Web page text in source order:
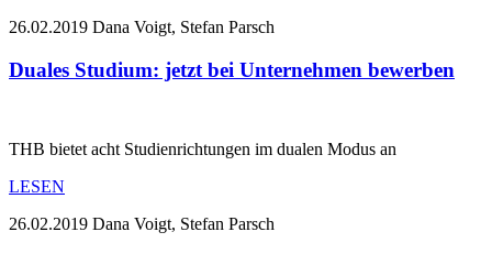
26.02.2019 Dana Voigt, Stefan Parsch
Duales Studium: jetzt bei Unternehmen bewerben
THB bietet acht Studienrichtungen im dualen Modus an
LESEN
26.02.2019 Dana Voigt, Stefan Parsch